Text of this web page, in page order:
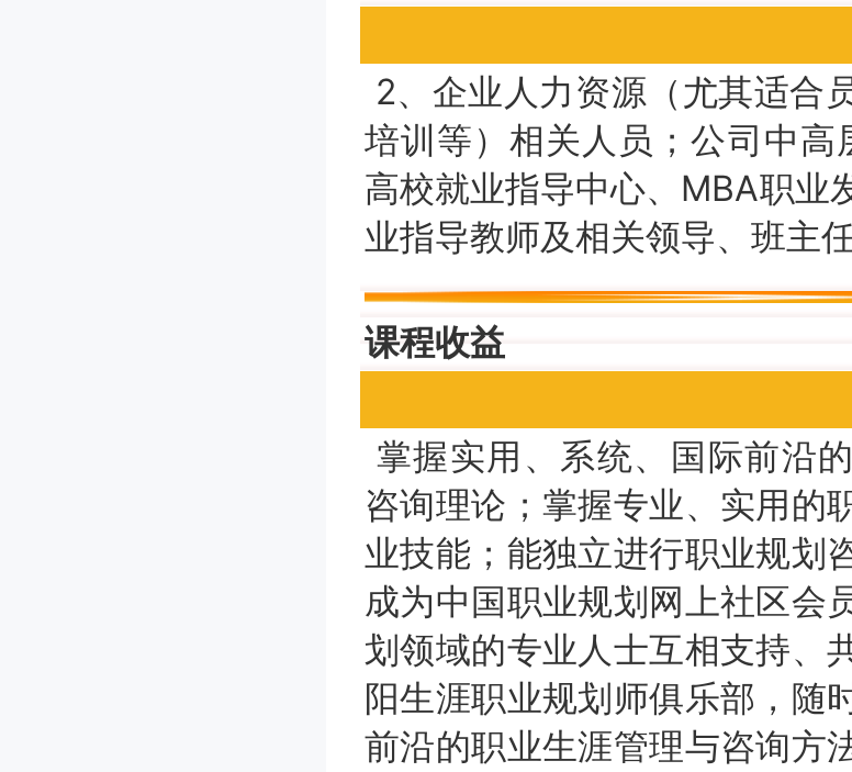
2、企业人力资源（尤其适合
培训等）相关人员；公司中高
高校就业指导中心、MBA职业
业指导教师及相关领导、班主
课程收益
掌握实用、系统、国际前沿
咨询理论；掌握专业、实用的
业技能；能独立进行职业规划
成为中国职业规划网上社区会
划领域的专业人士互相支持、
阳生涯职业规划师俱乐部，随
前沿的职业生涯管理与咨询方